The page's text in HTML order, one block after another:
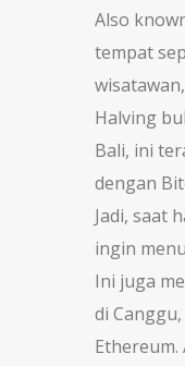
Also
tempat
Halving
Bali, ini
dengan
Jadi, saat
ingin
Ini juga
di
Ethereum.